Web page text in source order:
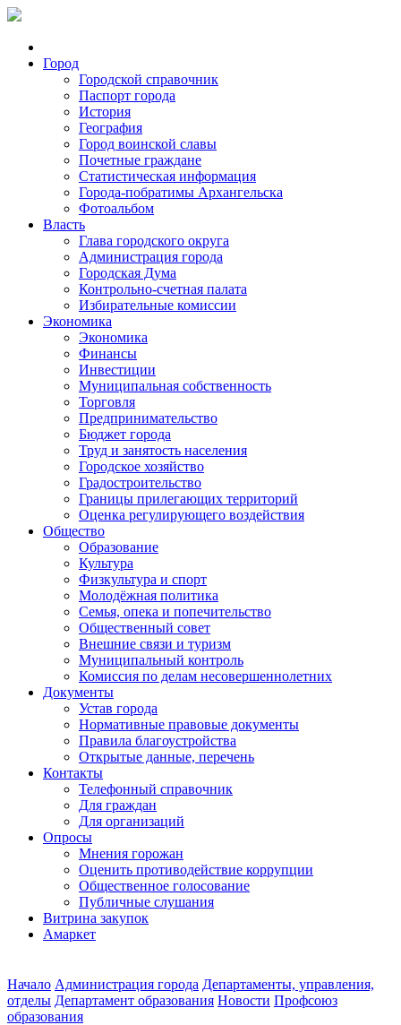
Город
Городской справочник
Паспорт города
История
География
Город воинской славы
Почетные граждане
Статистическая информация
Города-побратимы Архангельска
Фотоальбом
Власть
Глава городского округа
Администрация города
Городская Дума
Контрольно-счетная палата
Избирательные комиссии
Экономика
Экономика
Финансы
Инвестиции
Муниципальная собственность
Торговля
Предпринимательство
Бюджет города
Труд и занятость населения
Городское хозяйство
Градостроительство
Границы прилегающих территорий
Оценка регулирующего воздействия
Общество
Образование
Культура
Физкультура и спорт
Молодёжная политика
Семья, опека и попечительство
Общественный совет
Внешние связи и туризм
Муниципальный контроль
Комиссия по делам несовершеннолетних
Документы
Устав города
Нормативные правовые документы
Правила благоустройства
Открытые данные, перечень
Контакты
Телефонный справочник
Для граждан
Для организаций
Опросы
Мнения горожан
Оценить противодействие коррупции
Общественное голосование
Публичные слушания
Витрина закупок
Амаркет
Начало Администрация города Департаменты, управления,
отделы Департамент образования Новости Профсоюз
образования